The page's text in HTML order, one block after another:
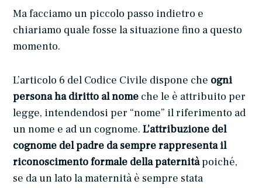
Ma facciamo un piccolo passo indietro e
chiariamo quale fosse la situazione fino a questo
momento.
L’articolo 6 del Codice Civile dispone che ogni
persona ha diritto al nome che le è attribuito per
legge, intendendosi per “nome” il riferimento ad
un nome e ad un cognome. L’attribuzione del
cognome del padre da sempre rappresenta il
riconoscimento formale della paternitàpoiché,
se da un lato la maternità è sempre stata